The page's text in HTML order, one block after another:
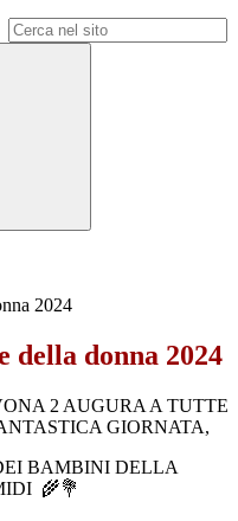
2024
della donna 2024
2 AUGURA A TUTTE
GIORNATA,
BAMBINI DELLA
🌾💐